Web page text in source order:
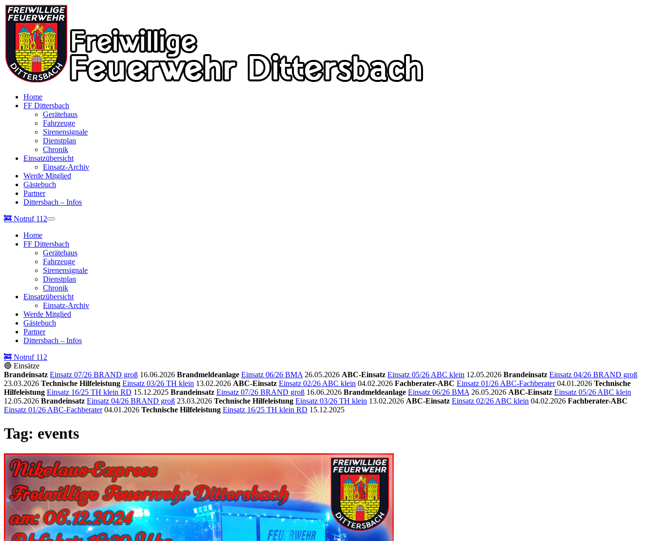
Home
FF Dittersbach
Gerätehaus
Fahrzeuge
Sirenensignale
Dienstplan
Chronik
Einsatzübersicht
Einsatz-Archiv
Werde Mitglied
Gästebuch
Partner
Dittersbach – Infos
🚒 Notruf 112
Home
FF Dittersbach
Gerätehaus
Fahrzeuge
Sirenensignale
Dienstplan
Chronik
Einsatzübersicht
Einsatz-Archiv
Werde Mitglied
Gästebuch
Partner
Dittersbach – Infos
🚒 Notruf 112
🔴 Einsätze
Brandeinsatz Einsatz 07/26 BRAND groß 16.06.2026 Brandmeldeanlage Einsatz 06/26 BMA 26.05.2026 ABC-Einsatz Einsatz 05/26 ABC klein 12.05.2026 Brandeinsatz Einsatz 04/26 BRAND groß
23.03.2026 Technische Hilfeleistung Einsatz 03/26 TH klein 13.02.2026 ABC-Einsatz Einsatz 02/26 ABC klein 04.02.2026 Fachberater-ABC Einsatz 01/26 ABC-Fachberater 04.01.2026 Technische
Hilfeleistung Einsatz 16/25 TH klein RD 15.12.2025 Brandeinsatz Einsatz 07/26 BRAND groß 16.06.2026 Brandmeldeanlage Einsatz 06/26 BMA 26.05.2026 ABC-Einsatz Einsatz 05/26 ABC klein
12.05.2026 Brandeinsatz Einsatz 04/26 BRAND groß 23.03.2026 Technische Hilfeleistung Einsatz 03/26 TH klein 13.02.2026 ABC-Einsatz Einsatz 02/26 ABC klein 04.02.2026 Fachberater-ABC
Einsatz 01/26 ABC-Fachberater 04.01.2026 Technische Hilfeleistung Einsatz 16/25 TH klein RD 15.12.2025
Tag: events